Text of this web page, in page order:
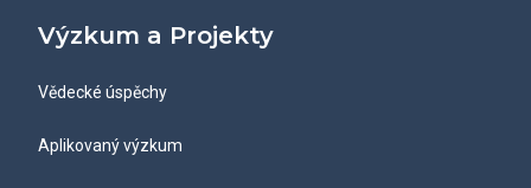
Výzkum a Projekty
Vědecké úspěchy
Aplikovaný výzkum